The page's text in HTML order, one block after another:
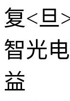
复<旦
智光
益